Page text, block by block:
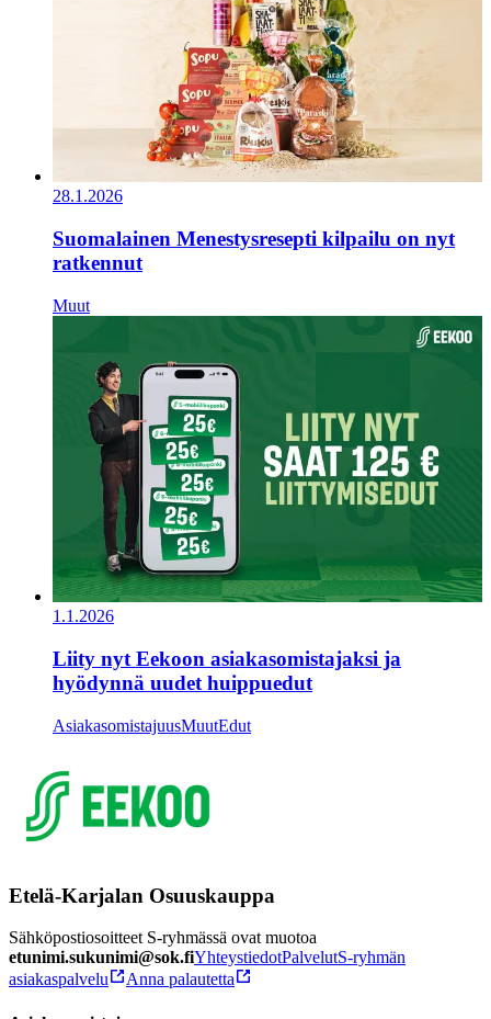
28.1.2026
Suomalainen Menestysresepti kilpailu on nyt
ratkennut
Muut
1.1.2026
Liity nyt Eekoon asiakasomistajaksi ja
hyödynnä uudet huippuedut
AsiakasomistajuusMuutEdut
Etelä-Karjalan Osuuskauppa
Sähköpostiosoitteet S-ryhmässä ovat muotoa
etunimi.sukunimi@sok.fiYhteystiedotPalvelutS-ryhmän
asiakaspalvelu
Anna palautetta